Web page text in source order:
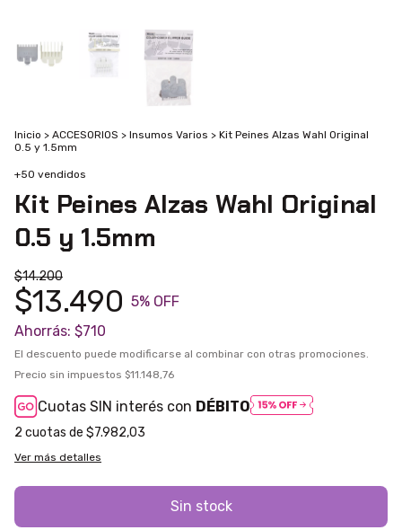
Inicio > ACCESORIOS > Insumos Varios > Kit Peines Alzas Wahl Original
0.5 y 1.5mm
+50 vendidos
Kit Peines Alzas Wahl Original
0.5 y 1.5mm
$14.200
$13.490 5% OFF
Ahorrás: $710
El descuento puede modificarse al combinar con otras promociones.
Precio sin impuestos $11.148,76
Cuotas SIN interés con DÉBITO
2 cuotas de $7.982,03
Ver más detalles